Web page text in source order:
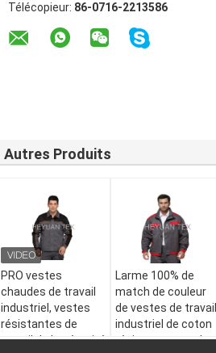
Télécopieur: 86-0716-2213586
Autres Produits
PRO vestes
chaudes de travail
industriel, vestes
résistantes de
travail de la sécurité
Larme 100% de
match de couleur
de vestes de travail
industriel de coton
résistante avec les